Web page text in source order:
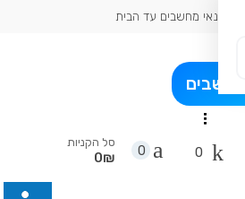
טכנאי מחשבים עד הבית
מחשבים
...
0
0
סל הקניות
0₪